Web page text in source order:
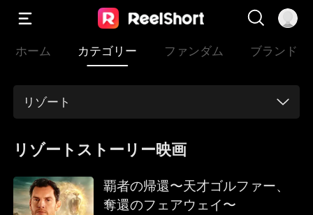
ホーム カテゴリー ファンダム ブランド
リゾート
リゾートストーリー映画
覇者の帰還〜天才ゴルファー、
奪還のフェアウェイ〜